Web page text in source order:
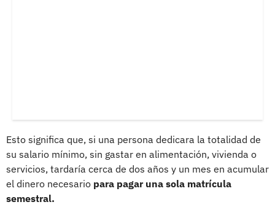
Esto significa que, si una persona dedicara la totalidad de
su salario mínimo, sin gastar en alimentación, vivienda o
servicios, tardaría cerca de dos años y un mes en acumular
el dinero necesario para pagar una sola matrícula
semestral.